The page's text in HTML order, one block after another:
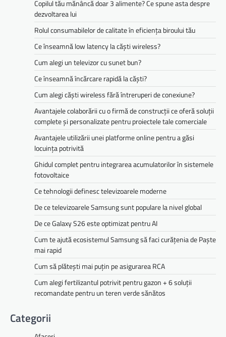
Copilul tău mănâncă doar 3 alimente? Ce spune asta despre
dezvoltarea lui
Rolul consumabilelor de calitate în eficiența biroului tău
Ce înseamnă low latency la căști wireless?
Cum alegi un televizor cu sunet bun?
Ce înseamnă încărcare rapidă la căști?
Cum alegi căști wireless fără întreruperi de conexiune?
Avantajele colaborării cu o firmă de construcții ce oferă soluții
complete și personalizate pentru proiectele tale comerciale
Avantajele utilizării unei platforme online pentru a găsi
locuința potrivită
Ghidul complet pentru integrarea acumulatorilor în sistemele
fotovoltaice
Ce tehnologii definesc televizoarele moderne
De ce televizoarele Samsung sunt populare la nivel global
De ce Galaxy S26 este optimizat pentru AI
Cum te ajută ecosistemul Samsung să faci curățenia de Paște
mai rapid
Cum să plătești mai puțin pe asigurarea RCA
Cum alegi fertilizantul potrivit pentru gazon + 6 soluții
recomandate pentru un teren verde sănătos
Categorii